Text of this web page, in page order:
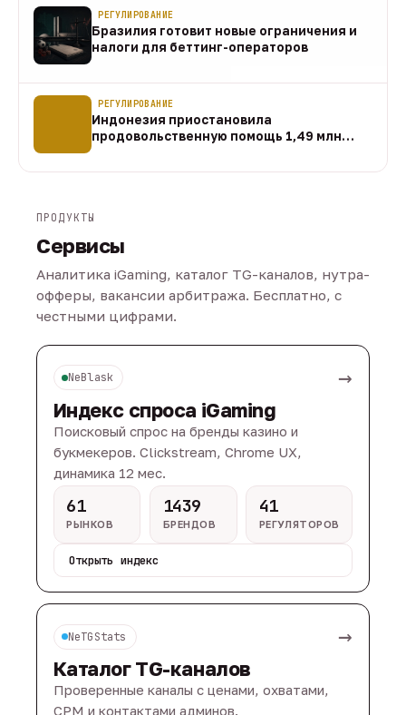
РЕГУЛИРОВАНИЕ
Бразилия готовит новые ограничения и
налоги для беттинг-операторов
РЕГУЛИРОВАНИЕ
Индонезия приостановила
продовольственную помощь 1,49 млн
ПРОДУКТЫ
Сервисы
Аналитика iGaming, каталог TG-каналов, нутра-
офферы, вакансии арбитража. Бесплатно, с
честными цифрами.
NeBlask →
Индекс спроса iGaming
Поисковый спрос на бренды казино и
букмекеров. Clickstream, Chrome UX,
динамика 12 мес.
61
РЫНКОВ
1439
БРЕНДОВ
41
РЕГУЛЯТОРОВ
Открыть индекс
NeTGStats →
Каталог TG-каналов
Проверенные каналы с ценами, охватами,
CPM и контактами админов.